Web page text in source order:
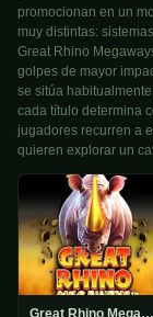
promocionan en un
muy distintas: sistemas
Great Rhino
golpes de mayor
se sitúa
cada título determina
jugadores recurren a
quieren explorar un
Great Rhino Megaways